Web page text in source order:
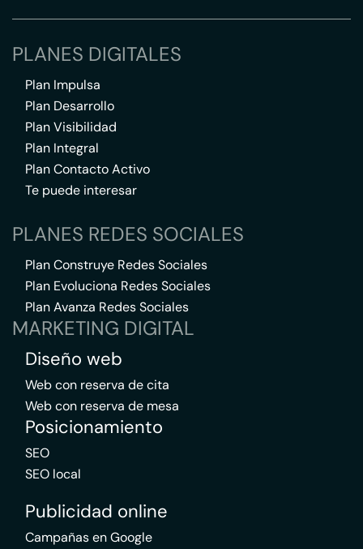
PLANES DIGITALES
Plan Impulsa
Plan Desarrollo
Plan Visibilidad
Plan Integral
Plan Contacto Activo
Te puede interesar
PLANES REDES SOCIALES
Plan Construye Redes Sociales
Plan Evoluciona Redes Sociales
Plan Avanza Redes Sociales
MARKETING DIGITAL
Diseño web
Web con reserva de cita
Web con reserva de mesa
Posicionamiento
SEO
SEO local
Publicidad online
Campañas en Google